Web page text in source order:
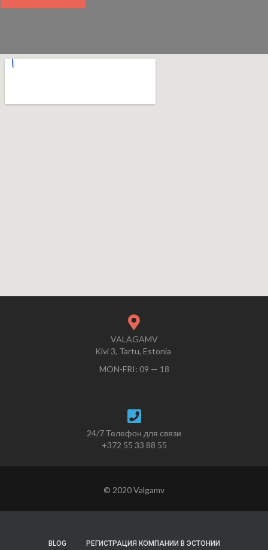
VALAGAMV
Kivi 3, Tartu, Estonia
MON-FRI: 09 — 18
24/7 Телефон для связи
+372 55 33 88 55
© 2020 Valgamv
BLOG РЕГИСТРАЦИЯ КОМПАНИИ В ЭСТОНИИ